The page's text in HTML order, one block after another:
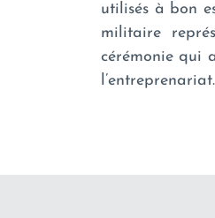
utilisés à bon
militaire
cérémonie qui
l’entreprenariat.